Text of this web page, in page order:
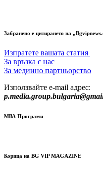
Забранено е цитирането на
Изпратете вашата статия
За връзка с нас
За медиино партньорство
Използвайте e-mail адрес:
МВА Програми
Корица на BG VIP MAGAZINE